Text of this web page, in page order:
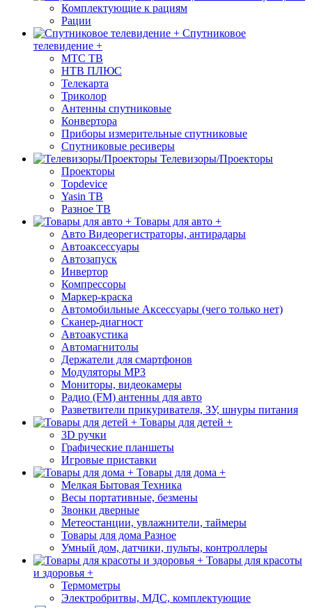
Комплектующие к рациям
Рации
Спутниковое
телевидение +
МТС ТВ
НТВ ПЛЮС
Телекарта
Триколор
Антенны спутниковые
Конвертора
Приборы измерительные спутниковые
Спутниковые ресиверы
Телевизоры/Проекторы
Проекторы
Topdevice
Yasin ТВ
Разное ТВ
Товары для авто +
Авто Видеорегистраторы, антирадары
Автоаксессуары
Автозапуск
Инвертор
Компрессоры
Маркер-краска
Автомобильные Аксессуары (чего только нет)
Сканер-диагност
Автоакустика
Автомагнитолы
Держатели для смартфонов
Модуляторы МР3
Мониторы, видеокамеры
Радио (FM) антенны для авто
Разветвители прикуривателя, ЗУ, шнуры питания
Товары для детей +
3D ручки
Графические планшеты
Игровые приставки
Товары для дома +
Мелкая Бытовая Техника
Весы портативные, безмены
Звонки дверные
Метеостанции, увлажнители, таймеры
Товары для дома Разное
Умный дом, датчики, пульты, контроллеры
Товары для красоты
и здоровья +
Термометры
Электробритвы, МДС, комплектующие